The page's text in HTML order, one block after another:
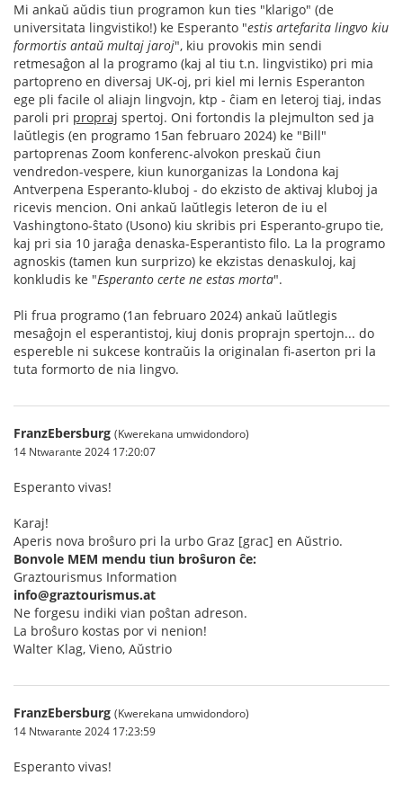
Mi ankaŭ aŭdis tiun programon kun ties "klarigo" (de
universitata lingvistiko!) ke Esperanto "estis artefarita lingvo kiu
formortis antaŭ multaj jaroj", kiu provokis min sendi
retmesaĝon al la programo (kaj al tiu t.n. lingvistiko) pri mia
partopreno en diversaj UK-oj, pri kiel mi lernis Esperanton
ege pli facile ol aliajn lingvojn, ktp - ĉiam en leteroj tiaj, indas
paroli pri propraj spertoj. Oni fortondis la plejmulton sed ja
laŭtlegis (en programo 15an februaro 2024) ke "Bill"
partoprenas Zoom konferenc-alvokon preskaŭ ĉiun
vendredon-vespere, kiun kunorganizas la Londona kaj
Antverpena Esperanto-kluboj - do ekzisto de aktivaj kluboj ja
ricevis mencion. Oni ankaŭ laŭtlegis leteron de iu el
Vashingtono-ŝtato (Usono) kiu skribis pri Esperanto-grupo tie,
kaj pri sia 10 jaraĝa denaska-Esperantisto filo. La la programo
agnoskis (tamen kun surprizo) ke ekzistas denaskuloj, kaj
konkludis ke "Esperanto certe ne estas morta".
Pli frua programo (1an februaro 2024) ankaŭ laŭtlegis
mesaĝojn el esperantistoj, kiuj donis proprajn spertojn... do
espereble ni sukcese kontraŭis la originalan fi-aserton pri la
tuta formorto de nia lingvo.
FranzEbersburg (Kwerekana umwidondoro)
14 Ntwarante 2024 17:20:07
Esperanto vivas!
Karaj!
Aperis nova broŝuro pri la urbo Graz [grac] en Aŭstrio.
Bonvole MEM mendu tiun broŝuron ĉe:
Graztourismus Information
info@graztourismus.at
Ne forgesu indiki vian poŝtan adreson.
La broŝuro kostas por vi nenion!
Walter Klag, Vieno, Aŭstrio
FranzEbersburg (Kwerekana umwidondoro)
14 Ntwarante 2024 17:23:59
Esperanto vivas!